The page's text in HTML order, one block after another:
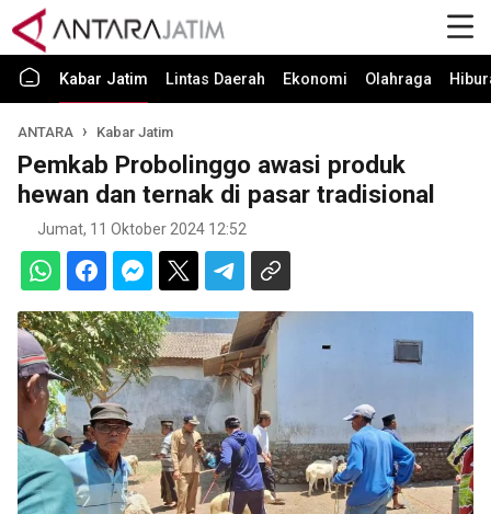
Kabar Jatim Lintas Daerah Ekonomi Olahraga
ANTARA Kabar Jatim
Pemkab Probolinggo awasi produk
hewan dan ternak di pasar tradisional
Jumat, 11 Oktober 2024 12:52